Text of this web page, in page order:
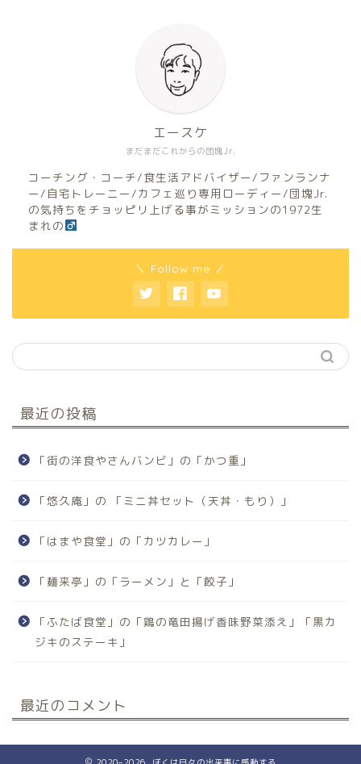
まだまだこれからの団塊Jr.
エースケ
コーチング・コーチ/食生活アドバイザー/ファンランナ
ー/自宅トレーニー/カフェ巡り専用ローディー/団塊Jr.
の気持ちをチョッピリ上げる事がミッションの1972生
まれの
＼ Follow me ／
最近の投稿
「街の洋食やさんバンビ」の「かつ重」
「悠久庵」の 「ミニ丼セット（天丼・もり）」
「はまや食堂」の「カツカレー」
「麺来亭」の「ラーメン」と「餃子」
「ふたば食堂」の「鶏の竜田揚げ香味野菜添え」「黒カ
ジキのステーキ」
最近のコメント